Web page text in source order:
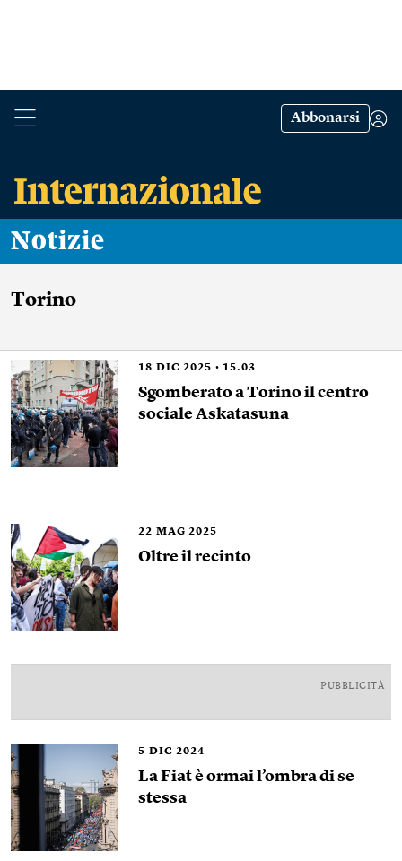
Abbonarsi
Notizie
Torino
18 DIC 2025 15.03
Sgomberato a Torino il centro
sociale Askatasuna
22 MAG 2025
Oltre il recinto
PUBBLICITÀ
5 DIC 2024
La Fiat è ormai l’ombra di se
stessa